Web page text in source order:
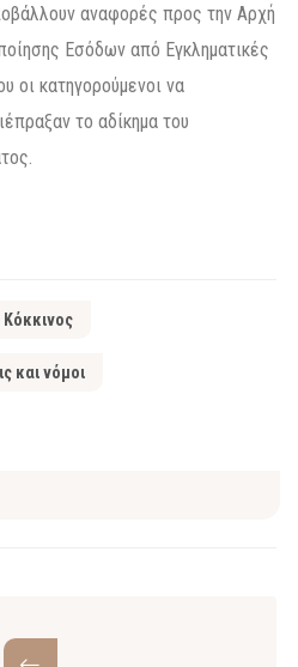
αναφορές προς την Αρχή
Εσόδων από Εγκληματικές
οι κατηγορούμενοι να
το αδίκημα του
Κόκκινος
και νόμοι